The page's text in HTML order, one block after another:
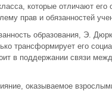
которые отличают
прав и обязанностей
образования, Э.
трансформирует его
в поддержании связи
оказываемое